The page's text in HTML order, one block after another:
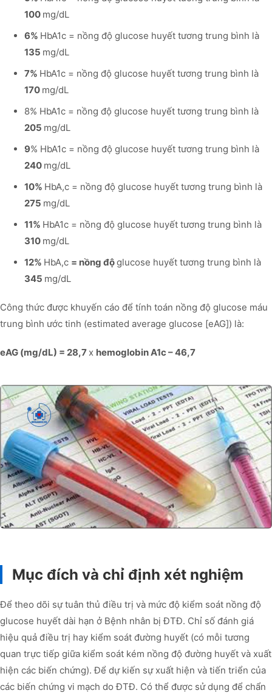
100 mg/dL
6% HbA1c = nồng độ glucose huyết tương trung bình là
135 mg/dL
7% HbA1c = nồng độ glucose huyết tương trung bình là
170 mg/dL
8% HbA1c = nồng độ glucose huyết tương trung bình là
205 mg/dL
9% HbA1c = nồng độ glucose huyết tương trung bình là
240 mg/dL
10% HbA,c = nồng độ glucose huyết tương trung bình là
275 mg/dL
11% HbA1c = nồng độ glucose huyết tương trung bình là
310 mg/dL
12% HbA,c = nồng độglucose huyết tương trung bình là
345 mg/dL
Công thức được khuyến cáo để tính toán nồng độ glucose máu
trung bình ước tinh (estimated average glucose [eAG]) là:
eAG (mg/dL) = 28,7 x hemoglobin A1c – 46,7
Mục đích và chỉ định xét nghiệm
Để theo dõi sự tuân thủ điều trị và mức độ kiểm soát nồng độ
glucose huyết dài hạn ở Bệnh nhân bị ĐTĐ. Chỉ số đánh giá
hiệu quả điều trị hay kiểm soát đường huyết (có mỗi tương
quan trực tiếp giữa kiểm soát kém nồng độ đường huyết và xuất
hiện các biến chứng). Để dự kiến sự xuất hiện và tiến triển của
các biến chứng vi mạch do ĐTĐ. Có thể được sử dụng để chẩn